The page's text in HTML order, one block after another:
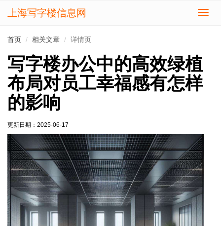
切
上海写字楼信息网
首页 相关文章 详情页
写字楼办公中的高效绿植
布局对员工幸福感有怎样
的影响
更新日期： 2025-06-17